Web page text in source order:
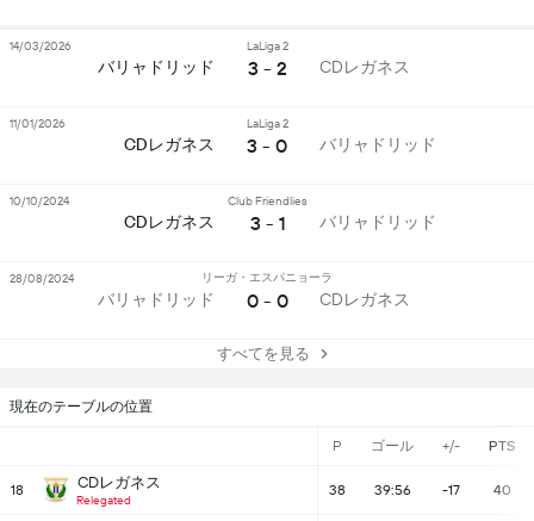
現在のテーブルの位置
P ゴール +/- PTS
18 CDレガネス
Relegated
38 39:56 -17 40
バリャドリッド
LaLiga 2
3 - 2 CDレガネス
14/03/2026
CDレガネス
LaLiga 2
3 - 0 バリャドリッド
11/01/2026
CDレガネス
Club Friendlies
3 - 1 バリャドリッド
10/10/2024
バリャドリッド
リーガ・エスパニョーラ
0 - 0 CDレガネス
28/08/2024
すべてを見る